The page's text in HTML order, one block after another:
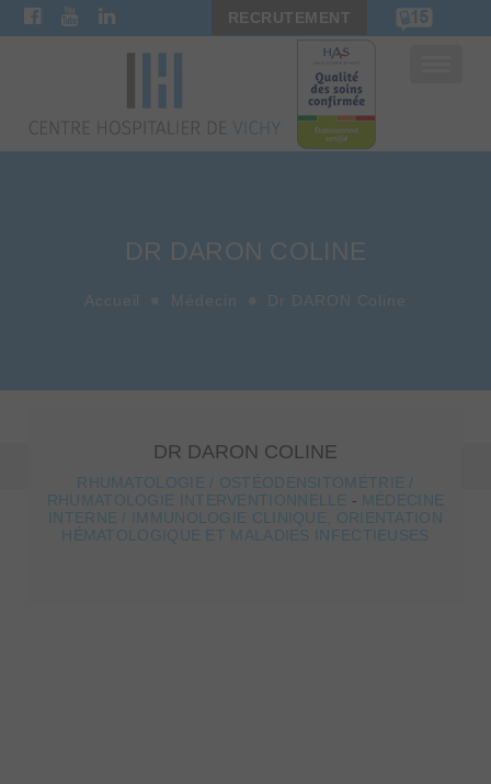
RECRUTEMENT
DR DARON COLINE
Accueil Médecin Dr DARON Coline
DR DARON COLINE
RHUMATOLOGIE / OSTÉODENSITOMÉTRIE /
RHUMATOLOGIE INTERVENTIONNELLE - MÉDECINE
INTERNE / IMMUNOLOGIE CLINIQUE, ORIENTATION
HÉMATOLOGIQUE ET MALADIES INFECTIEUSES